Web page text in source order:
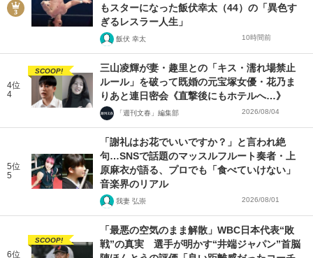
もスターになった飯伏幸太（44）の「異色す
ぎるレスラー人生」
飯伏 幸太 10時間前
4位
4
SCOOP!
三山凌輝が妻・趣里との「キス・濡れ場禁止
ルール」を破って既婚の元宝塚女優・花乃ま
りあと連日密会《直撃後にもホテルへ…》
「週刊文春」編集部 2026/08/04
5位
5
「謝礼はお花でいいですか？」と言われ絶
句…SNSで話題のマッスルフルート奏者・上
原麻衣が語る、プロでも「食べていけない」
音楽界のリアル
我妻 弘崇 2026/08/01
6位
SCOOP!
「最悪の空気のまま解散」WBC日本代表“敗
戦”の真実 選手が明かす“井端ジャパン”首脳